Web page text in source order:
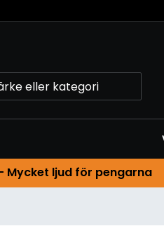
Mycket ljud för pengarna